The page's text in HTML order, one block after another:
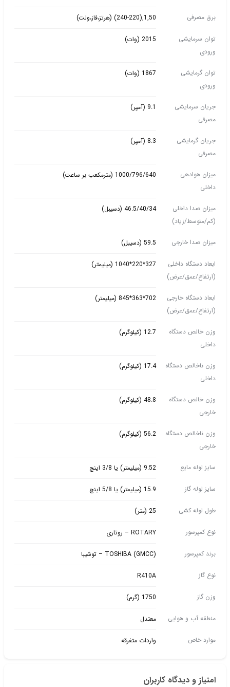
برق مصرفی 1,50,(240-220) (هرتز،فاز،ولت)
توان سرمایشی
ورودی
2015 (وات)
توان گرمایشی
ورودی
1867 (وات)
جریان سرمایشی
مصرفی
9.1 (آمپر)
جریان گرمایشی
مصرفی
8.3 (آمپر)
میزان هوادهی
داخلی
1000/796/640 (مترمکعب بر ساعت)
میزان صدا داخلی
(کم/متوسط/زیاد)
46.5/40/34 (دسیبل)
میزان صدا خارجی 59.5 (دسیبل)
ابعاد دستگاه داخلی
(ارتفاع/عمق/عرض)
327*220*1040 (میلیمتر)
ابعاد دستگاه خارجی
(ارتفاع/عمق/عرض)
702*363*845 (میلیمتر)
وزن خالص دستگاه
داخلی
12.7 (کیلوگرم)
وزن ناخالص دستگاه
داخلی
17.4 (کیلوگرم)
وزن خالص دستگاه
خارجی
48.8 (کیلوگرم)
وزن ناخالص دستگاه
خارجی
56.2 (کیلوگرم)
سایز لوله مایع 9.52 (میلیمتر) یا 3/8 اینچ
سایز لوله گاز 15.9 (میلیمتر) یا 5/8 اینچ
طول لوله کشی 25 (متر)
نوع کمپرسور ROTARY – روتاری
برند کمپرسور (TOSHIBA (GMCC – توشیبا
نوع گاز R410A
وزن گاز 1750 (گرم)
منطقه آب و هوایی معتدل
موارد خاص واردات متفرقه
امتیاز و دیدگاه کاربران